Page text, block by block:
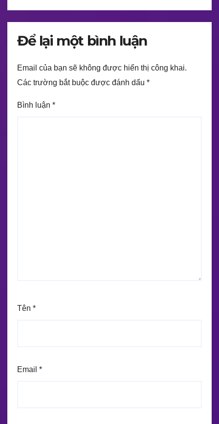
Để lại một bình luận
Email của bạn sẽ không được hiển thị công khai.
Các trường bắt buộc được đánh dấu *
Bình luận *
Tên *
Email *